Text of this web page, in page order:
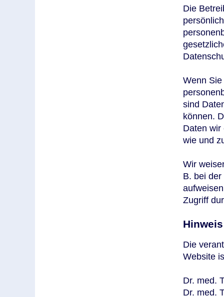
Die
Wenn
sind
können.
Daten wir
wie und
Wir
B. bei
Zugriff
Die
Website
Dr. med.
Dr. med.